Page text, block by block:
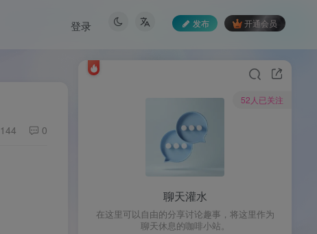
发布 开通会员
登录
144 0
52人已关注
聊天灌水
在这里可以自由的分享讨论趣事，将这里作为
聊天休息的咖啡小站。